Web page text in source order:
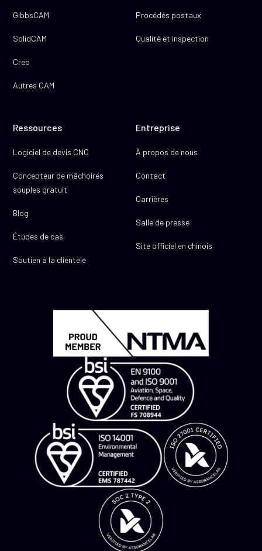
GibbsCAM
SolidCAM
Creo
Autres CAM
Procédés postaux
Qualité et inspection
Ressources
Logiciel de devis CNC
Concepteur de mâchoires
souples gratuit
Blog
Études de cas
Soutien à la clientèle
Entreprise
À propos de nous
Contact
Carrières
Salle de presse
Site officiel en chinois